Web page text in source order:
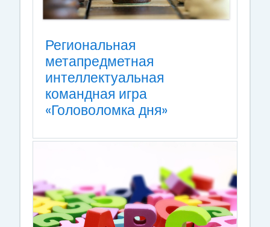
Региональная
метапредметная
интеллектуальная
командная игра
«Головоломка дня»